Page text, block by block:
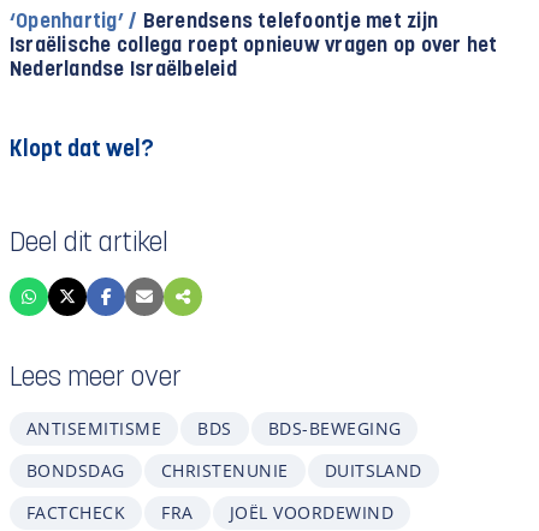
‘Openhartig’ / Berendsens telefoontje met zijn
Israëlische collega roept opnieuw vragen op over het
Nederlandse Israëlbeleid
Klopt dat wel?
Deel dit artikel
Lees meer over
ANTISEMITISME BDS
BDS-BEWEGING
BONDSDAG
CHRISTENUNIE
DUITSLAND
FACTCHECK
FRA
JOËL VOORDEWIND